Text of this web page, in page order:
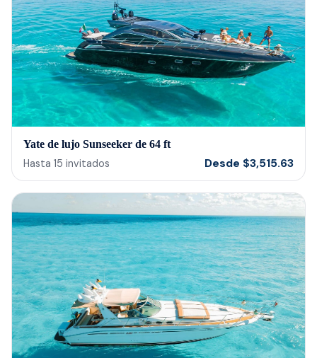
Yate de lujo Sunseeker de 64 ft
Hasta 15 invitados Desde $3,515.63